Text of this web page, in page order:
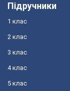
Підручники
1 клас
2 клас
3 клас
4 клас
5 клас